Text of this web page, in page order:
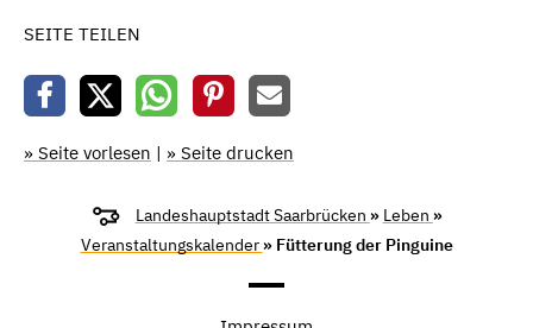
SEITE TEILEN
» Seite vorlesen | » Seite drucken
Landeshauptstadt Saarbrücken » Leben »
Veranstaltungskalender » Fütterung der Pinguine